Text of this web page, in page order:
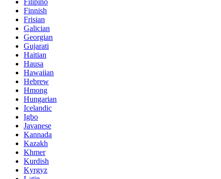
Filipino
Finnish
Frisian
Galician
Georgian
Gujarati
Haitian
Hausa
Hawaiian
Hebrew
Hmong
Hungarian
Icelandic
Igbo
Javanese
Kannada
Kazakh
Khmer
Kurdish
Kyrgyz